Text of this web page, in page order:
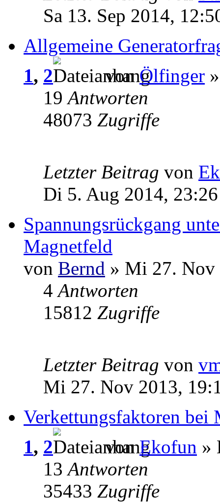
Sa 13. Sep 2014,
Allgemeine
1, 2 vonÖlfinger
19Antworten
48073 Zugriffe
Letzter Beitrag von
Di 5. Aug 2014, 23:26
Spannungsrückgang
Magnetfeld
von Bernd » Mi 27. Nov
4Antworten
15812 Zugriffe
Letzter Beitrag von
Mi 27. Nov 2013,
Verkettungsfaktoren bei
1, 2 vonEkofun »
13Antworten
35433 Zugriffe